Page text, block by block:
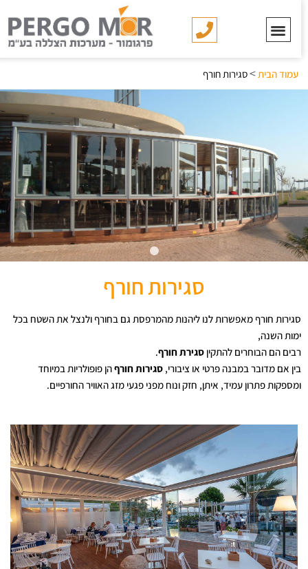
עמוד הבית>סגירות חורף
סגירות חורף
סגירות חורף מאפשרות לנו ליהנות מהמרפסת גם בחורף ולנצל את השטח בכל
ימות השנה,
רבים הם הבוחרים להתקיןסגירת חורף.
בין אם מדובר במבנה פרטי או ציבורי,סגירות חורףהן פופולריות במיוחד
ומספקות פתרון עמיד, איתן, חזק ונוח מפני פגעי מזג האוויר החורפיים.